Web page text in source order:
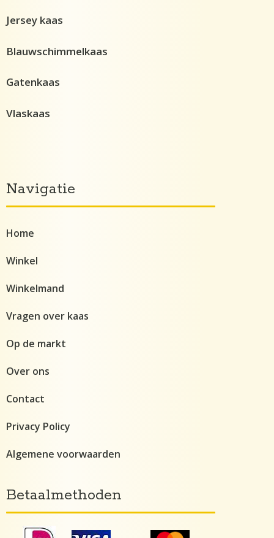
Betaalmethoden
Navigatie
Home
Winkel
Winkelmand
Vragen over kaas
Op de markt
Over ons
Contact
Privacy Policy
Algemene voorwaarden
Jersey kaas
Blauwschimmelkaas
Gatenkaas
Vlaskaas